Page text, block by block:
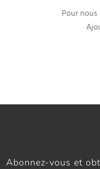
Pour
Abonnez-vous et